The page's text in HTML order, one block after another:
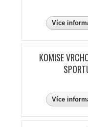
Více
KOMISE
Více